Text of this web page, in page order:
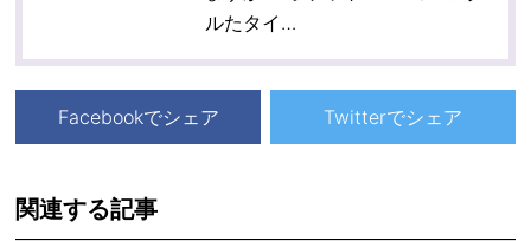
ルたタイ…
Facebookでシェア Twitterでシェア
関連する記事